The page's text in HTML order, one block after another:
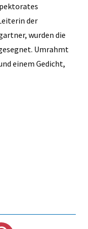
der
wurden die
Umrahmt
einem Gedicht,